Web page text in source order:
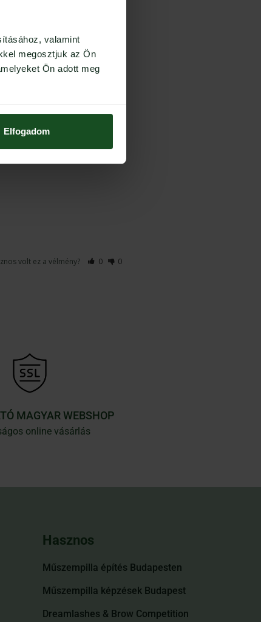
valamint
megosztjuk az Ön
Ön adott meg
Elfogadom
volt ez a vélmény? 0 0
MAGYAR WEBSHOP
online vásárlás
Hasznos
Műszempilla építés Budapesten
Műszempilla képzések Budapest
Dreamlashes & Brow Competition